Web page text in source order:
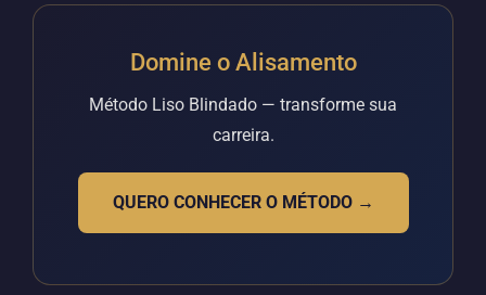
Domine o Alisamento
Método Liso Blindado — transforme sua
carreira.
QUERO CONHECER O MÉTODO →